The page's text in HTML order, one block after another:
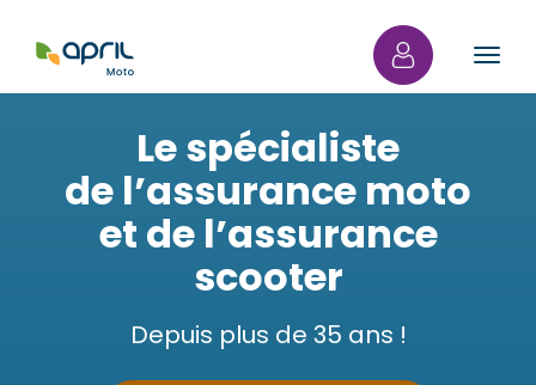
Le spécialiste
de l’assurance moto
et de l’assurance
scooter
Depuis plus de 35 ans !